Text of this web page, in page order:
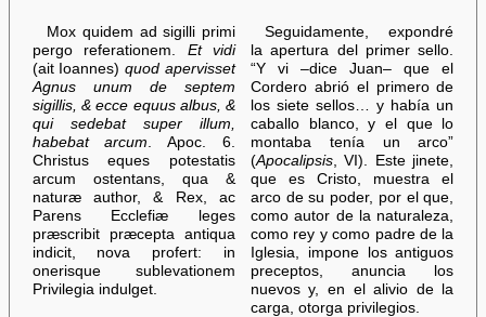
Мох quidem ad sigilli primi
pergo referationem. Et vidi
(ait Ioannes)quod apervisset
Agnus unum de septem
sigillis, & ecce equus albus, &
qui sedebat super illum,
habebat arcum . Apoc. 6.
Christus eques potestatis
arcum ostentans, qua &
naturæ author, & Rex, ac
Parens Ecclefiæ leges
præscribit præcepta antiqua
indicit, nova profert: in
onerisque sublevationem
Privilegia indulget.
Seguidamente, expondré
la apertura del primer sello.
“Y vi –dice Juan– que el
Cordero abrió el primero de
los siete sellos… y había un
caballo blanco, y el que lo
montaba tenía un arco”
(Apocalipsis, VI). Este jinete,
que es Cristo, muestra el
arco de su poder, por el que,
como autor de la naturaleza,
como rey y como padre de la
Iglesia, impone los antiguos
preceptos, anuncia los
nuevos y, en el alivio de la
carga, otorga privilegios.